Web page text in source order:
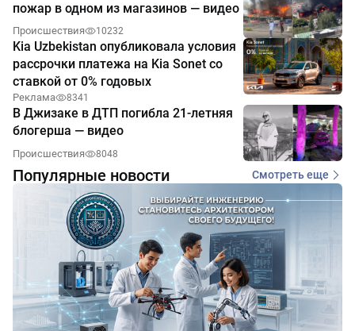
пожар в одном из магазинов — видео
Происшествия 10232
Kia Uzbekistan опубликовала условия
рассрочки платежа на Kia Sonet со
ставкой от 0% годовых
Реклама 8341
В Джизаке в ДТП погибла 21-летняя
блогерша — видео
Происшествия 8048
Популярные новости Смотреть еще